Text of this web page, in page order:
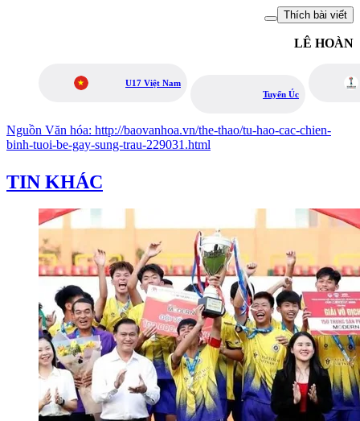
Thích bài viết
LÊ HOÀN
U17 Việt Nam
Tuyển Úc
Nguồn Văn hóa: http://baovanhoa.vn/the-thao/tu-hao-cac-chien-
binh-tuoi-be-gay-sung-trau-229031.html
TIN KHÁC